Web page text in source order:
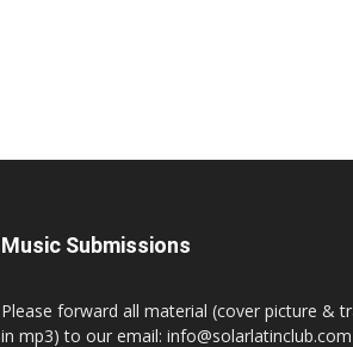
Music Submissions
Please forward all material (cover picture &
in mp3) to our email: info@solarlatinclub.com